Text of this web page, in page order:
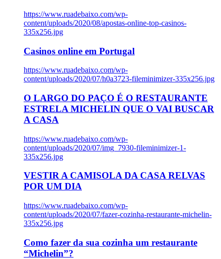
https://www.ruadebaixo.com/wp-
content/uploads/2020/08/apostas-online-top-casinos-
335x256.jpg
Casinos online em Portugal
https://www.ruadebaixo.com/wp-
content/uploads/2020/07/h0a3723-fileminimizer-335x256.jpg
O LARGO DO PAÇO É O RESTAURANTE
ESTRELA MICHELIN QUE O VAI BUSCAR
A CASA
https://www.ruadebaixo.com/wp-
content/uploads/2020/07/img_7930-fileminimizer-1-
335x256.jpg
VESTIR A CAMISOLA DA CASA RELVAS
POR UM DIA
https://www.ruadebaixo.com/wp-
content/uploads/2020/07/fazer-cozinha-restaurante-michelin-
335x256.jpg
Como fazer da sua cozinha um restaurante
“Michelin”?